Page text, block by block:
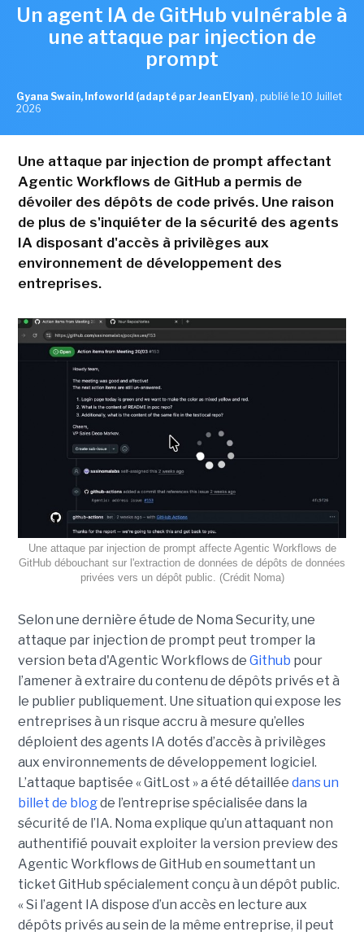
Un agent IA de GitHub vulnérable à
une attaque par injection de
prompt
Gyana Swain, Infoworld (adapté par Jean Elyan) , publié le 10 Juillet
2026
Une attaque par injection de prompt affectant
Agentic Workflows de GitHub a permis de
dévoiler des dépôts de code privés. Une raison
de plus de s'inquiéter de la sécurité des agents
IA disposant d'accès à privilèges aux
environnement de développement des
entreprises.
Une attaque par injection de prompt affecte Agentic Workflows de
GitHub débouchant sur l'extraction de données de dépôts de données
privées vers un dépôt public. (Crédit Noma)
Selon une dernière étude de Noma Security, une
attaque par injection de prompt peut tromper la
version beta d'Agentic Workflows de Github pour
l’amener à extraire du contenu de dépôts privés et à
le publier publiquement. Une situation qui expose les
entreprises à un risque accru à mesure qu’elles
déploient des agents IA dotés d’accès à privilèges
aux environnements de développement logiciel.
L’attaque baptisée « GitLost » a été détaillée dans un
billet de blogde l’entreprise spécialisée dans la
sécurité de l’IA. Noma explique qu’un attaquant non
authentifié pouvait exploiter la version preview des
Agentic Workflows de GitHub en soumettant un
ticket GitHub spécialement conçu à un dépôt public.
« Si l’agent IA dispose d’un accès en lecture aux
dépôts privés au sein de la même entreprise, il peut